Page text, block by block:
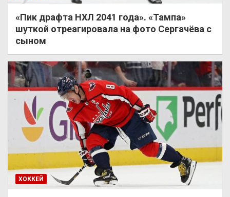
«Пик драфта НХЛ 2041 года». «Тампа»
шуткой отреагировала на фото Сергачёва с
сыном
ХОККЕЙ